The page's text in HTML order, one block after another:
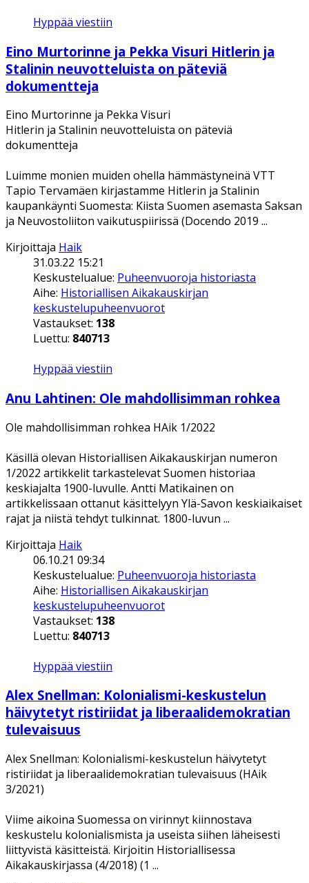
Hyppää viestiin
Eino Murtorinne ja Pekka Visuri Hitlerin ja
Stalinin neuvotteluista on päteviä
dokumentteja
Eino Murtorinne ja Pekka Visuri
Hitlerin ja Stalinin neuvotteluista on päteviä
dokumentteja
Luimme monien muiden ohella hämmästyneinä VTT
Tapio Tervamäen kirjastamme Hitlerin ja Stalinin
kaupankäynti Suomesta: Kiista Suomen asemasta Saksan
ja Neuvostoliiton vaikutuspiirissä (Docendo 2019 ...
Kirjoittaja Haik
31.03.22 15:21
Keskustelualue: Puheenvuoroja historiasta
Aihe: Historiallisen Aikakauskirjan
keskustelupuheenvuorot
Vastaukset: 138
Luettu: 840713
Hyppää viestiin
Anu Lahtinen: Ole mahdollisimman rohkea
Ole mahdollisimman rohkea HAik 1/2022
Käsillä olevan Historiallisen Aikakauskirjan numeron
1/2022 artikkelit tarkastelevat Suomen historiaa
keskiajalta 1900-luvulle. Antti Matikainen on
artikkelissaan ottanut käsittelyyn Ylä-Savon keskiaikaiset
rajat ja niistä tehdyt tulkinnat. 1800-luvun ...
Kirjoittaja Haik
06.10.21 09:34
Keskustelualue: Puheenvuoroja historiasta
Aihe: Historiallisen Aikakauskirjan
keskustelupuheenvuorot
Vastaukset: 138
Luettu: 840713
Hyppää viestiin
Alex Snellman: Kolonialismi-keskustelun
häivytetyt ristiriidat ja liberaalidemokratian
tulevaisuus
Alex Snellman: Kolonialismi-keskustelun häivytetyt
ristiriidat ja liberaalidemokratian tulevaisuus (HAik
3/2021)
Viime aikoina Suomessa on virinnyt kiinnostava
keskustelu kolonialismista ja useista siihen läheisesti
liittyvistä käsitteistä. Kirjoitin Historiallisessa
Aikakauskirjassa (4/2018) (1 ...